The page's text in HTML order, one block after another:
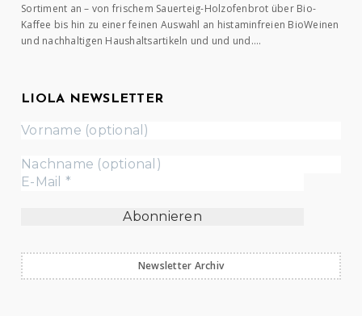
Sortiment an – von frischem Sauerteig-Holzofenbrot über Bio-
Kaffee bis hin zu einer feinen Auswahl an histaminfreien BioWeinen
und nachhaltigen Haushaltsartikeln und und und….
LIOLA NEWSLETTER
Newsletter Archiv